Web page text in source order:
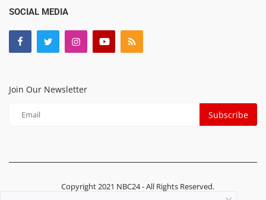
SOCIAL MEDIA
Join Our Newsletter
Subscribe
Copyright 2021 NBC24 - All Rights Reserved.